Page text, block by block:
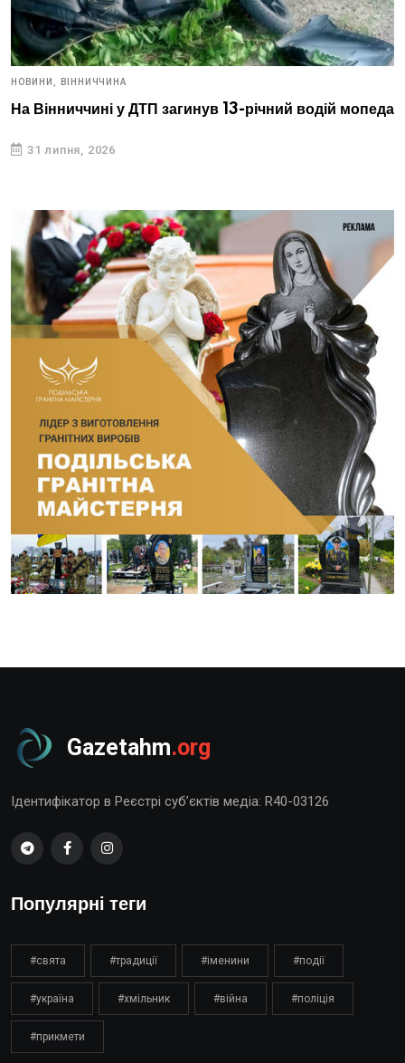
НОВИНИ, ВІННИЧЧИНА
На Вінниччині у ДТП загинув 13-річний водій мопеда
31 липня, 2026
Gazetahm.org
Ідентифікатор в Реєстрі суб’єктів медіа: R40-03126
Популярні теги
#свята #традиції #іменини #події
#україна #хмільник #війна #поліція
#прикмети